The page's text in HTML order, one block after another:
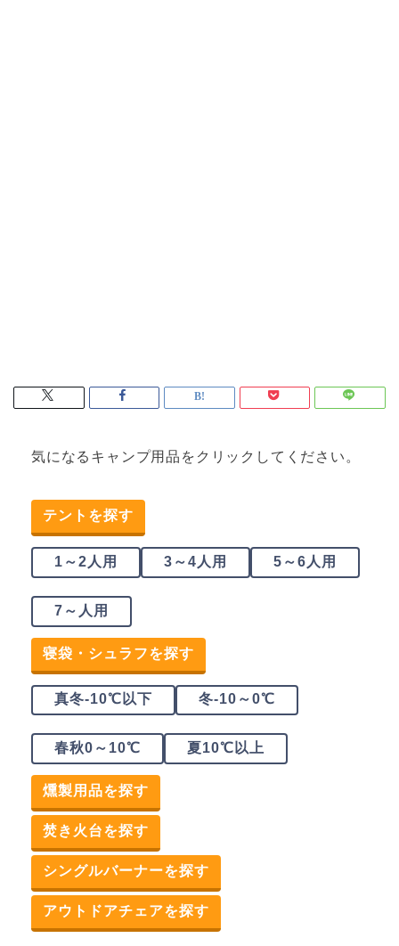
気になるキャンプ用品をクリックしてください。
テントを探す
1～2人用 3～4人用 5～6人用
7～人用
寝袋・シュラフを探す
真冬-10℃以下 冬-10～0℃
春秋0～10℃ 夏10℃以上
燻製用品を探す
焚き火台を探す
シングルバーナーを探す
アウトドアチェアを探す